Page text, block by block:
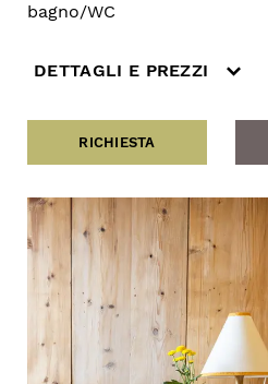
bagno/WC
DETTAGLI E PREZZI
RICHIESTA